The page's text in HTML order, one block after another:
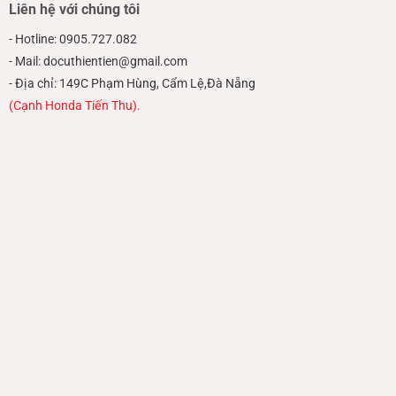
Tất cả các vật dụng, đồ dùng văn phòng của bạn đều
có thể trao đổi tại Thiên Tiến. Bạn có thể liên hệ ngay
hotline 0905 727 082 để được hỗ trợ nhanh nhất.
Liên hệ với chúng tôi
- Hotline: 0905.727.082
- Mail: docuthientien@gmail.com
- Địa chỉ: 149C Phạm Hùng, Cẩm Lệ,Đà Nẵng
(Cạnh Honda Tiến Thu).